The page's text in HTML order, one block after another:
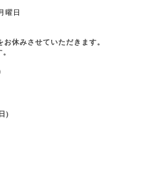
曜日
休みさせていただきます。
)